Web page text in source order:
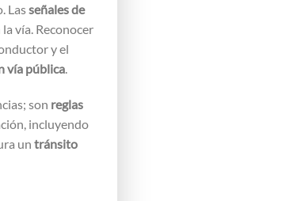
Lasseñales de
vía. Reconocer
y el
vía pública
son reglas
incluyendo
un tránsito